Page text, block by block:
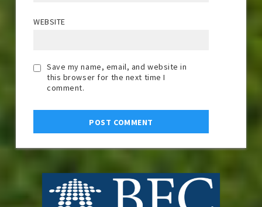
WEBSITE
Save my name, email, and website in
this browser for the next time I
comment.